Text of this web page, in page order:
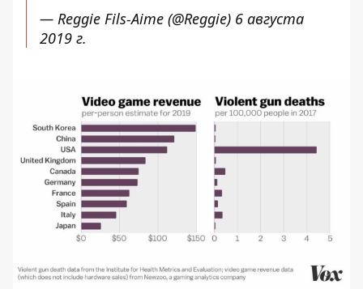
— Reggie Fils-Aime (@Reggie) 6 августа
2019 г.